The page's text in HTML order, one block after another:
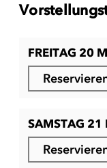
FREITAG 20
SAMSTAG